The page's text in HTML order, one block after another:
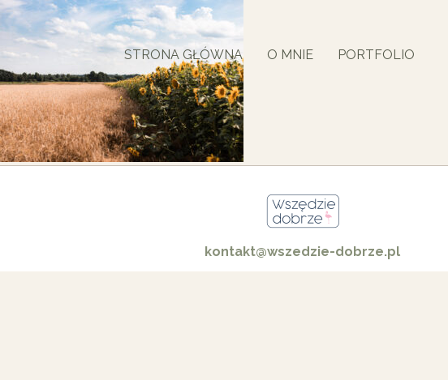
STRONA GŁÓWNA O MNIE PORTFOLIO
kontakt@wszedzie-dobrze.pl